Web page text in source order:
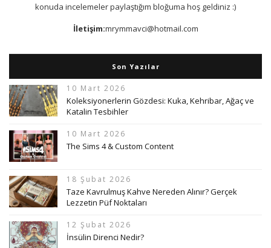
konuda incelemeler paylaştığım bloğuma hoş geldiniz :)
İletişim:mrymmavci@hotmail.com
Son Yazılar
10 Mart 2026
Koleksiyonerlerin Gözdesi: Kuka, Kehribar, Ağaç ve
Katalin Tesbihler
10 Mart 2026
The Sims 4 & Custom Content
18 Şubat 2026
Taze Kavrulmuş Kahve Nereden Alınır? Gerçek
Lezzetin Püf Noktaları
12 Şubat 2026
İnsülin Direnci Nedir?